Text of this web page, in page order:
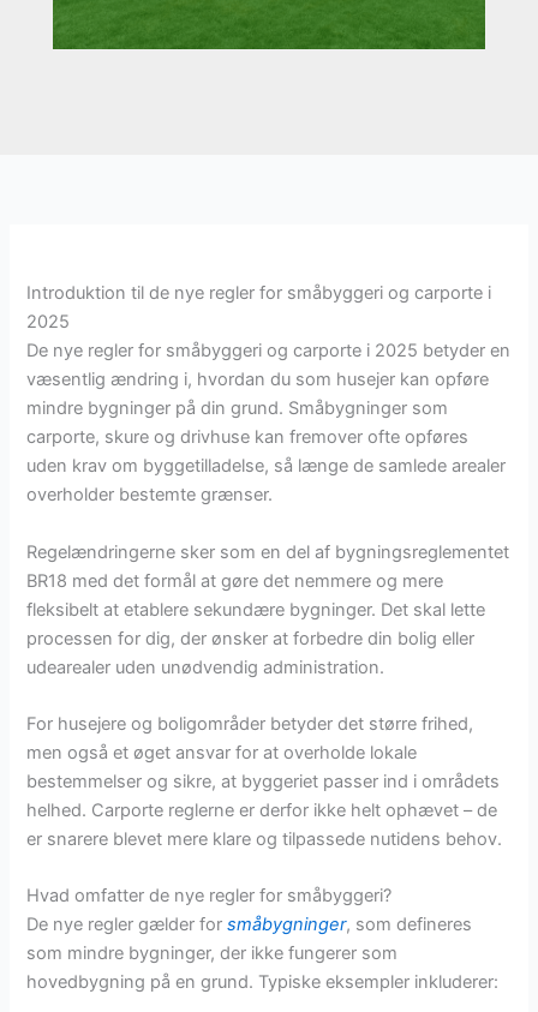
Introduktion til de nye regler for småbyggeri og carporte i
2025
De nye regler for småbyggeri og carporte i 2025 betyder en
væsentlig ændring i, hvordan du som husejer kan opføre
mindre bygninger på din grund. Småbygninger som
carporte, skure og drivhuse kan fremover ofte opføres
uden krav om byggetilladelse, så længe de samlede arealer
overholder bestemte grænser.
Regelændringerne sker som en del af bygningsreglementet
BR18 med det formål at gøre det nemmere og mere
fleksibelt at etablere sekundære bygninger. Det skal lette
processen for dig, der ønsker at forbedre din bolig eller
udearealer uden unødvendig administration.
For husejere og boligområder betyder det større frihed,
men også et øget ansvar for at overholde lokale
bestemmelser og sikre, at byggeriet passer ind i områdets
helhed. Carporte reglerne er derfor ikke helt ophævet – de
er snarere blevet mere klare og tilpassede nutidens behov.
Hvad omfatter de nye regler for småbyggeri?
De nye regler gælder forsmåbygninger, som defineres
som mindre bygninger, der ikke fungerer som
hovedbygning på en grund. Typiske eksempler inkluderer: